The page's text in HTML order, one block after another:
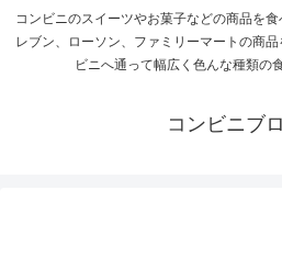
コンビニのスイーツやお菓子などの商品を
レブン、ローソン、ファミリーマートの商
ビニへ通って幅広く色んな種類の
コンビニブ